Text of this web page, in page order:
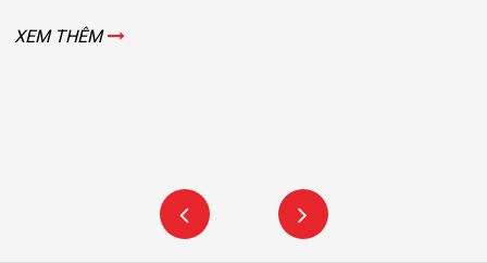
XEM THÊM